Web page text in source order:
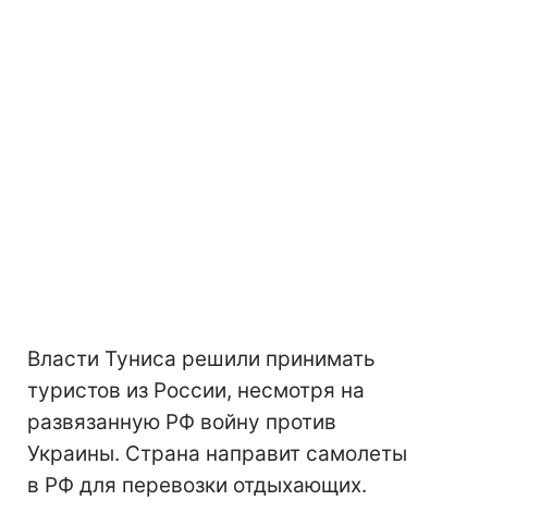
Власти Туниса решили принимать
туристов из России, несмотря на
развязанную РФ войну против
Украины. Страна направит самолеты
в РФ для перевозки отдыхающих.